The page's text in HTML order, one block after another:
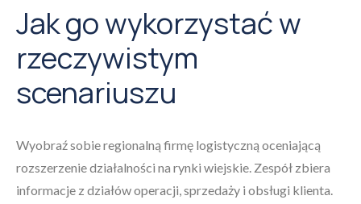
Jak go wykorzystać w
rzeczywistym
scenariuszu
Wyobraź sobie regionalną firmę logistyczną oceniającą
rozszerzenie działalności na rynki wiejskie. Zespół zbiera
informacje z działów operacji, sprzedaży i obsługi klienta.